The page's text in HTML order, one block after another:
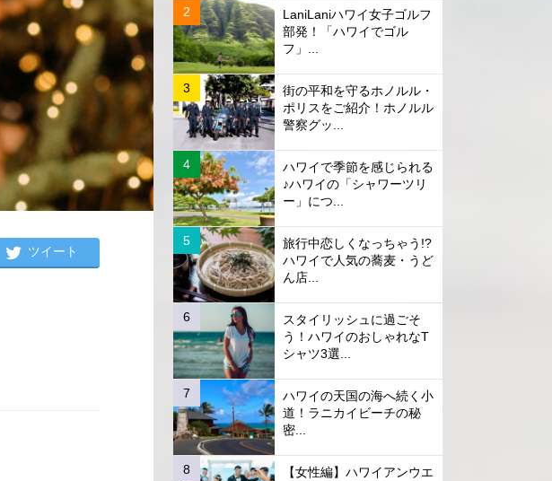
ツイート
LaniLaniハワイ女子ゴルフ
部発！「ハワイでゴル
フ」...
街の平和を守るホノルル・
ポリスをご紹介！ホノルル
警察グッ...
ハワイで季節を感じられる
♪ハワイの「シャワーツリ
ー」につ...
旅行中恋しくなっちゃう!?
ハワイで人気の蕎麦・うど
ん店...
スタイリッシュに過ごそ
う！ハワイのおしゃれなT
シャツ3選...
ハワイの天国の海へ続く小
道！ラニカイビーチの秘
密...
【女性編】ハワイアンウエ